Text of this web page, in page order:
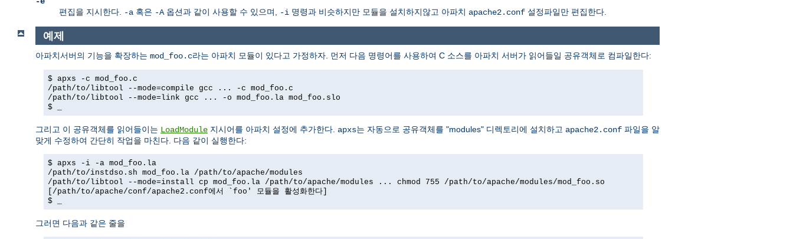
편집을 지시한다.
-a 혹은 -A 옵션과 같이 사용할 수 있으며, -i 명령과 비슷하지만 모듈을 설치하지않고 아파치 apache2.conf 설정파일만 편집한다.
예제
아파치서버의 기능을 확장하는 mod_foo.c라는 아파치 모듈이 있다고 가정하자. 먼저 다음 명령어를 사용하여 C 소스를 아파치 서버가 읽어들일 공유객체로 컴파일한다:
$ apxs -c mod_foo.c
/path/to/libtool --mode=compile gcc ... -c mod_foo.c
/path/to/libtool --mode=link gcc ... -o mod_foo.la mod_foo.slo
$ _
그리고 이 공유객체를 읽어들이는 LoadModule 지시어를 아파치 설정에 추가한다. apxs는 자동으로 공유객체를 "modules" 디렉토리에 설치하고 apache2.conf 파일을 알
맞게 수정하여 간단히 작업을 마친다. 다음 같이 실행한다:
$ apxs -i -a mod_foo.la
/path/to/instdso.sh mod_foo.la /path/to/apache/modules
/path/to/libtool --mode=install cp mod_foo.la /path/to/apache/modules ... chmod 755 /path/to/apache/modules/mod_foo.so
[/path/to/apache/conf/apache2.conf에서 `foo' 모듈을 활성화한다]
$ _
그러면 다음과 같은 줄을